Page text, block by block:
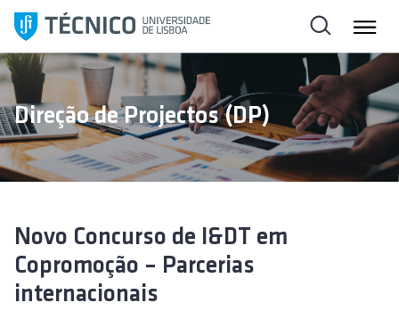
l
t
r
p
a
Direção de Projectos (DP)
Novo Concurso de I&DT em
Copromoção – Parcerias
internacionais